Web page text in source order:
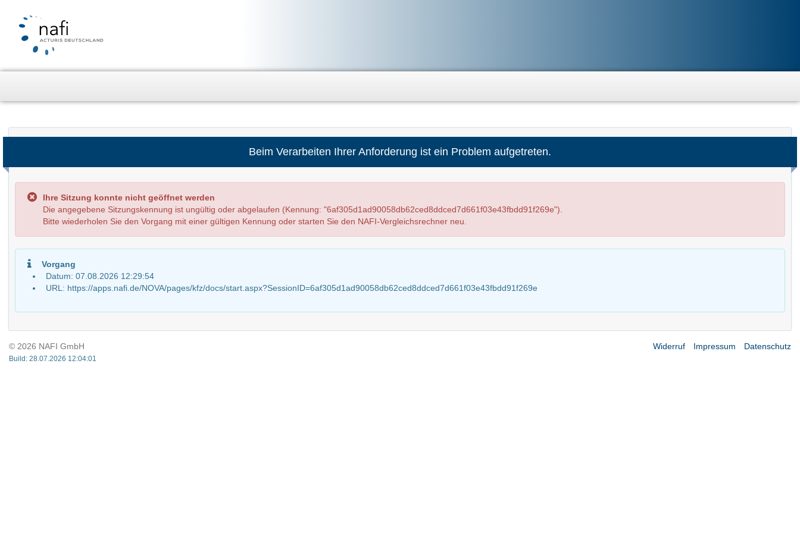
Beim Verarbeiten Ihrer Anforderung ist ein Problem aufgetreten.
Ihre Sitzung konnte nicht geöffnet werden
Die angegebene Sitzungskennung ist ungültig oder abgelaufen (Kennung: "6af305d1ad90058db62ced8ddced7d661f03e43fbdd91f269e").
Bitte wiederholen Sie den Vorgang mit einer gültigen Kennung oder starten Sie den NAFI-Vergleichsrechner neu.
Vorgang
Datum: 07.08.2026 12:29:54
URL: https://apps.nafi.de/NOVA/pages/kfz/docs/start.aspx?SessionID=6af305d1ad90058db62ced8ddced7d661f03e43fbdd91f269e
© 2026 NAFI GmbH
Build: 28.07.2026 12:04:01
Widerruf Impressum Datenschutz